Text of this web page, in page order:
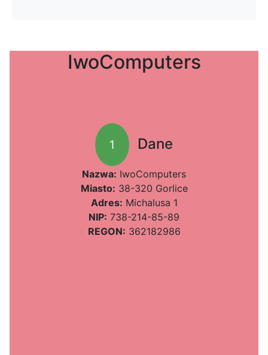
IwoComputers
1 Dane
Nazwa: IwoComputers
Miasto: 38-320 Gorlice
Adres: Michalusa 1
NIP: 738-214-85-89
REGON: 362182986